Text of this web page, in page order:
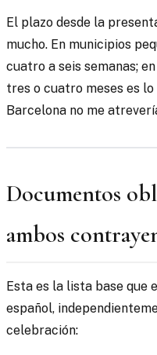
El plazo desde la
mucho. En municipios
cuatro a seis semanas;
tres o cuatro meses es
Barcelona no me
Documentos
ambos
Esta es la lista base que
español,
celebración: